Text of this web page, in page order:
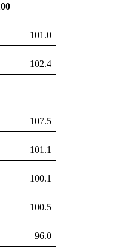
101.0
102.4
107.5
101.1
100.1
100.5
96.0